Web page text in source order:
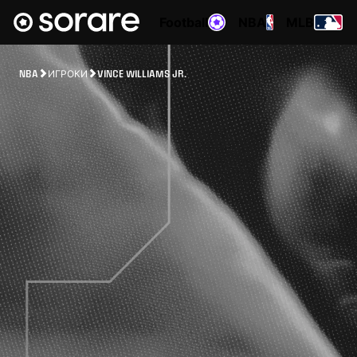
NBA ИГРОКИ VINCE WILLIAMS JR.